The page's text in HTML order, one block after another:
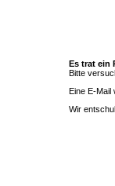
Es trat ein
Bitte
Eine E-Mail
Wir